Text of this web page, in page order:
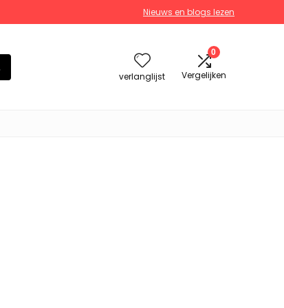
Nieuws en blogs lezen
verlanglijst
0
Vergelijken